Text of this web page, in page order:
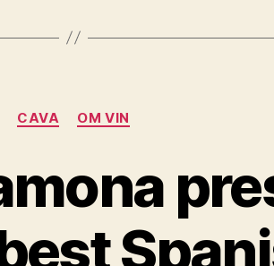
Kategorier
CAVA OM VIN